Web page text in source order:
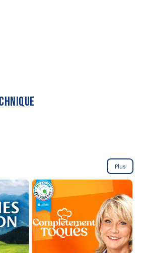
Plus